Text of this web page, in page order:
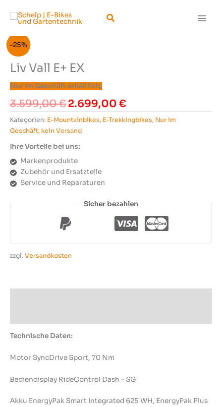
Inhalt
springen
Suchen
-25%
Liv Vall E+ EX
Nur im Geschäft erhältlich.
3.599,00€Ursprünglicher
Preis
war:
3.599,00 €
2.699,00€
Preis
ist:
Kategorien: E-Mountainbikes, E-Trekkingbikes, Nur im
Geschäft, kein Versand
Ihre Vorteile bei uns:
Markenprodukte
Zubehör und Ersatzteile
Service und Reparaturen
Sicher bezahlen
zzgl.Versandkosten
Technische Daten:
Motor SyncDrive Sport, 70 Nm
Bediendisplay RideControl Dash – SG
Akku EnergyPak Smart Integrated 625 WH, EnergyPak Plus